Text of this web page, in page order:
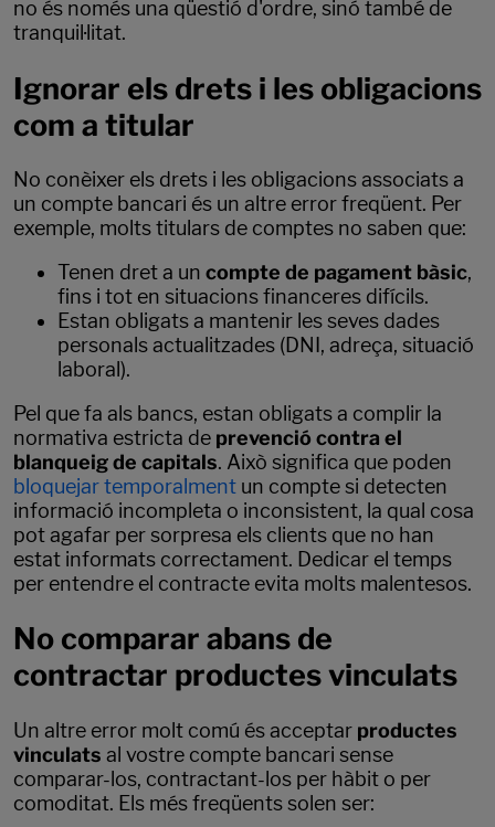
no és només una qüestió d'ordre, sinó també de
tranquil·litat.
Ignorar els drets i les obligacions
com a titular
No conèixer els drets i les obligacions associats a
un compte bancari és un altre error freqüent. Per
exemple, molts titulars de comptes no saben que:
Tenen dret a un compte de pagament bàsic,
fins i tot en situacions financeres difícils.
Estan obligats a mantenir les seves dades
personals actualitzades (DNI, adreça, situació
laboral).
Pel que fa als bancs, estan obligats a complir la
normativa estricta de prevenció contra el
blanqueig de capitals. Això significa que poden
bloquejar temporalment un compte si detecten
informació incompleta o inconsistent, la qual cosa
pot agafar per sorpresa els clients que no han
estat informats correctament. Dedicar el temps
per entendre el contracte evita molts malentesos.
No comparar abans de
contractar productes vinculats
Un altre error molt comú és acceptar productes
vinculats al vostre compte bancari sense
comparar-los, contractant-los per hàbit o per
comoditat. Els més freqüents solen ser: